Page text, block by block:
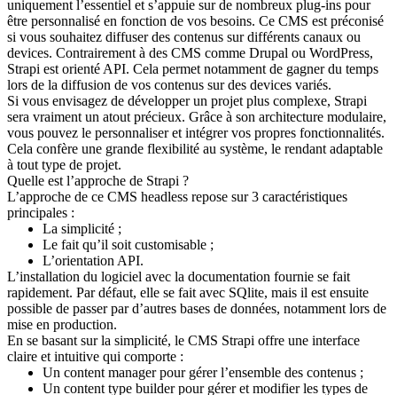
uniquement l’essentiel et s’appuie sur de nombreux plug-ins pour
être personnalisé en fonction de vos besoins. Ce CMS est préconisé
si vous souhaitez diffuser des contenus sur différents canaux ou
devices. Contrairement à des CMS comme Drupal ou WordPress,
Strapi est orienté API. Cela permet notamment de gagner du temps
lors de la diffusion de vos contenus sur des devices variés.
Si vous envisagez de développer un projet plus complexe, Strapi
sera vraiment un atout précieux. Grâce à son architecture modulaire,
vous pouvez le personnaliser et intégrer vos propres fonctionnalités.
Cela confère une grande flexibilité au système, le rendant adaptable
à tout type de projet.
Quelle est l’approche de Strapi ?
L’approche de ce CMS headless repose sur 3 caractéristiques
principales :
La simplicité ;
Le fait qu’il soit customisable ;
L’orientation API.
L’installation du logiciel avec la documentation fournie se fait
rapidement. Par défaut, elle se fait avec SQlite, mais il est ensuite
possible de passer par d’autres bases de données, notamment lors de
mise en production.
En se basant sur la simplicité, le CMS Strapi offre une interface
claire et intuitive qui comporte :
Un content manager pour gérer l’ensemble des contenus ;
Un content type builder pour gérer et modifier les types de